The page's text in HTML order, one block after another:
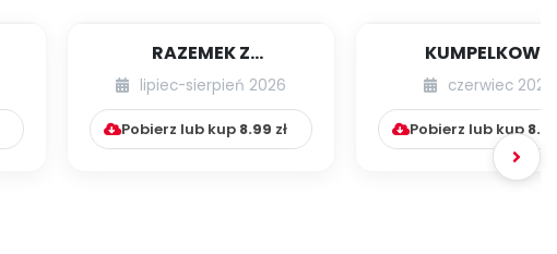
RAZEMEK Z
KUMPELKOWA
lipiec-sierpień 2026
Pobierz lub kup 8.99 zł
KUMPELKOWO
czerwiec 2026
Pobierz lub kup